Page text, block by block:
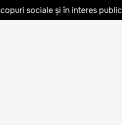
sociale și în interes public